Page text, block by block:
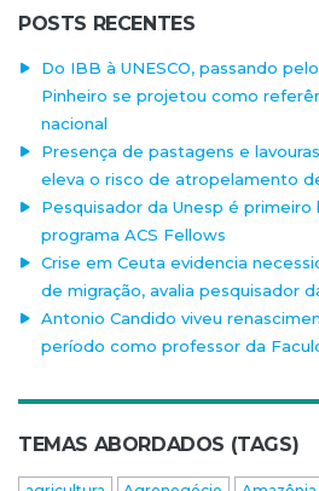
POSTS RECENTES
Do IBB à UNESCO, passando
Pinheiro se projetou como
nacional
Presença de pastagens e
eleva o risco de atropelamento
Pesquisador da Unesp é primeiro
programa ACS Fellows
Crise em Ceuta evidencia
de migração, avalia pesquisador
Antonio Candido viveu
período como professor da
TEMAS ABORDADOS (TAGS)